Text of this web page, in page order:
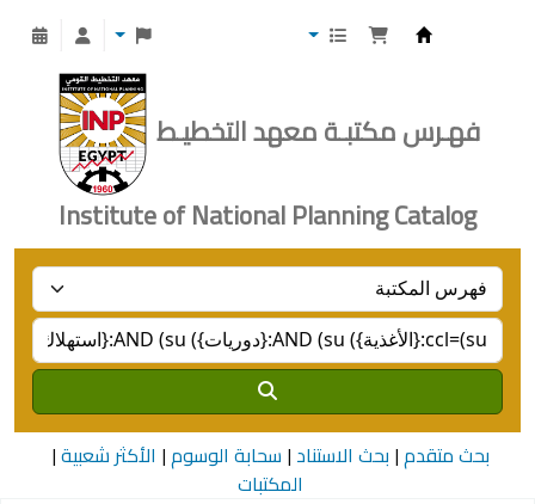
فهـرس مكتبـة معهد التخطيـط
Institute of National Planning Catalog
بحث متقدم بحث الاستناد سحابة الوسوم الأكثر شعبية
المكتبات